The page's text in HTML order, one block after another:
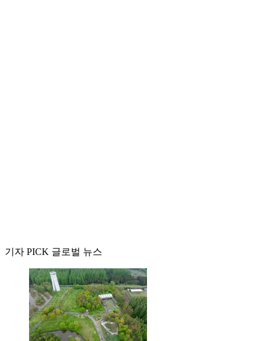
기자 PICK 글로벌 뉴스